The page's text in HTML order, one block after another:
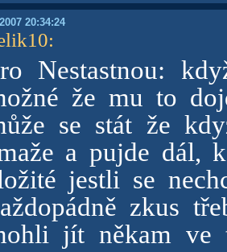
20:34:24
:
Nestastnou:
že mu to
se stát že
a pujde dál,
jestli se
zkus
jít někam